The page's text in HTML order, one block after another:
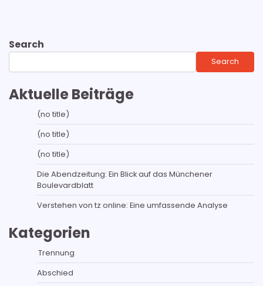
Search
Search
Aktuelle Beiträge
(no title)
(no title)
(no title)
Die Abendzeitung: Ein Blick auf das Münchener
Boulevardblatt
Verstehen von tz online: Eine umfassende Analyse
Kategorien
Trennung
Abschied